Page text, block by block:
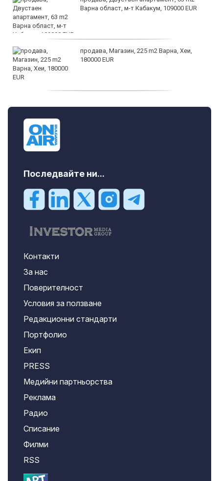
Варна област, м-т Кабакум, 109000 EUR
продава, Магазин, 225 m2 Варна, Хеи,
180000 EUR
Последвайте ни...
Контакти
За нас
Поверителност
Условия за ползване
Редакционни стандарти
Портфолио
Екип
PRESS
Медийни партньорства
Реклама
Радио
Списание
Филми
RSS